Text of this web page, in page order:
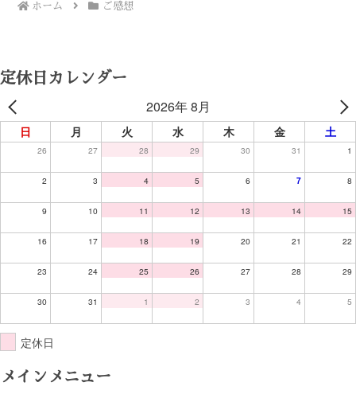
ホーム ご感想
定休日カレンダー
2026年 8月
日 月 火 水 木 金 土
26 27 28 29 30 31 1
2 3 4 5 6 7 8
9 10 11 12 13 14 15
16 17 18 19 20 21 22
23 24 25 26 27 28 29
30 31 1 2 3 4 5
定休日
メインメニュー